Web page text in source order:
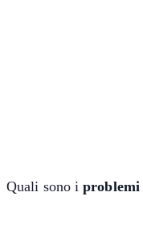
Quali sono i problemi